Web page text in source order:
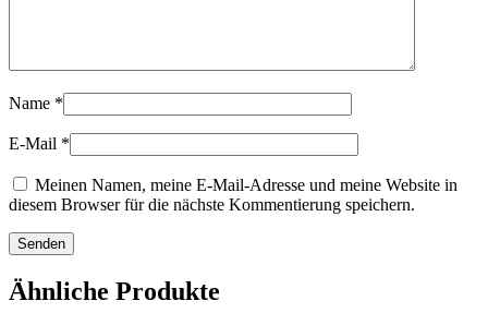
Name *
E-Mail *
Meinen Namen, meine E-Mail-Adresse und meine Website in
diesem Browser für die nächste Kommentierung speichern.
Ähnliche Produkte